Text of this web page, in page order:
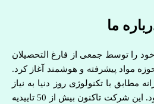
ما
1398 فعالیت خود را توسط جمعی از فارغ التحصیلان
مواد پیشرفته و هوشمند آغاز کرد.
مطابق با تکنولوژی روز دنیا به نیاز
های بازار و صنایع مختلف بود. این شرکت تاکنون بیش از 50 تاییدیه